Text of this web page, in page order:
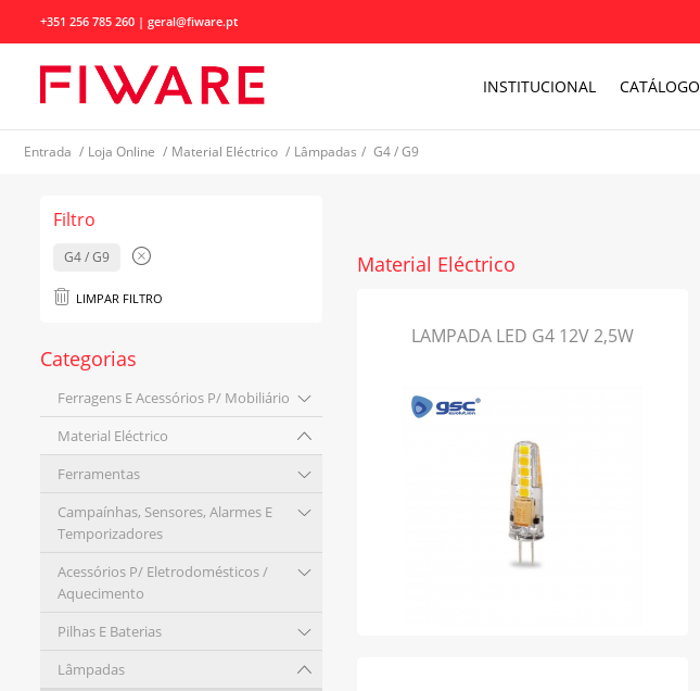
+351 256 785 260 | geral@fiware.pt
INSTITUCIONAL CATÁLOGO
Entrada / Loja Online / Material Eléctrico / Lâmpadas / G4 / G9
Filtro
G4 / G9
LIMPAR FILTRO
Categorias
Ferragens E Acessórios P/ Mobiliário
Material Eléctrico
Ferramentas
Campaínhas, Sensores, Alarmes E
Temporizadores
Acessórios P/ Eletrodomésticos /
Aquecimento
Pilhas E Baterias
Lâmpadas
Material Eléctrico
LAMPADA LED G4 12V 2,5W